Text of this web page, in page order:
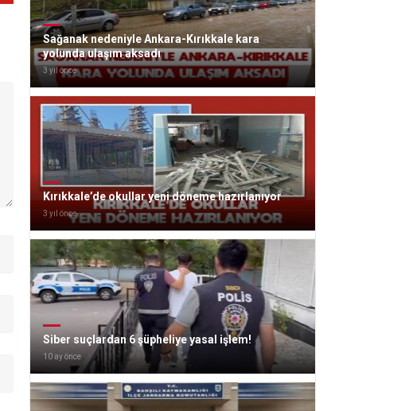
Sağanak nedeniyle Ankara-Kırıkkale kara
yolunda ulaşım aksadı
3 yıl önce
Kırıkkale’de okullar yeni döneme hazırlanıyor
3 yıl önce
Siber suçlardan 6 şüpheliye yasal işlem!
10 ay önce